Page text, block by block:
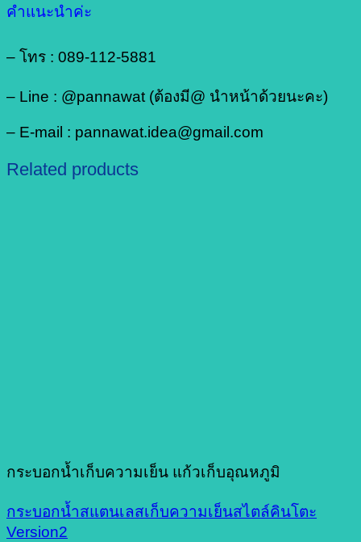
คำแนะนำค่ะ
– โทร : 089-112-5881
– Line : @pannawat (ต้องมี@ นำหน้าด้วยนะคะ)
– E-mail : pannawat.idea@gmail.com
Related products
กระบอกน้ำเก็บความเย็น แก้วเก็บอุณหภูมิ
กระบอกน้ำสแตนเลสเก็บความเย็นสไตล์คินโตะ
Version2